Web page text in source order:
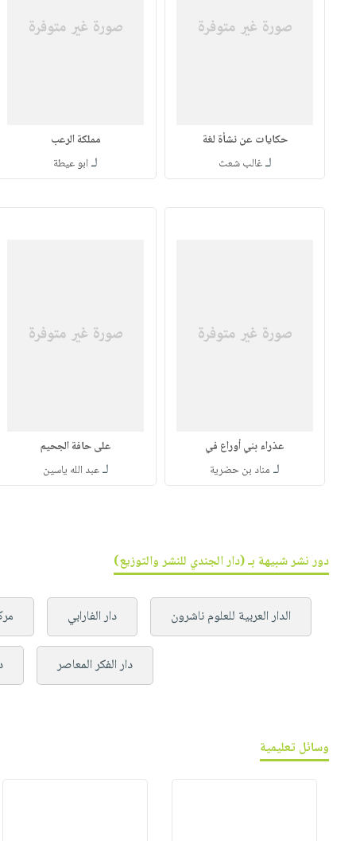
حكايات عن نشأة لغة
لـغالب شعث
مملكة الرعب
لـ ابو عيطة
عذراء بني أوراع في
لـ مناد بن حضرية
على حافة الجحيم
لـعبد الله ياسين
دور نشر شبيهة بـ (دار الجندي للنشر والتوزيع)
الدار العربية للعلوم ناشرون دار الفارابي
دار الفكر المعاصر
وسائل تعليمية